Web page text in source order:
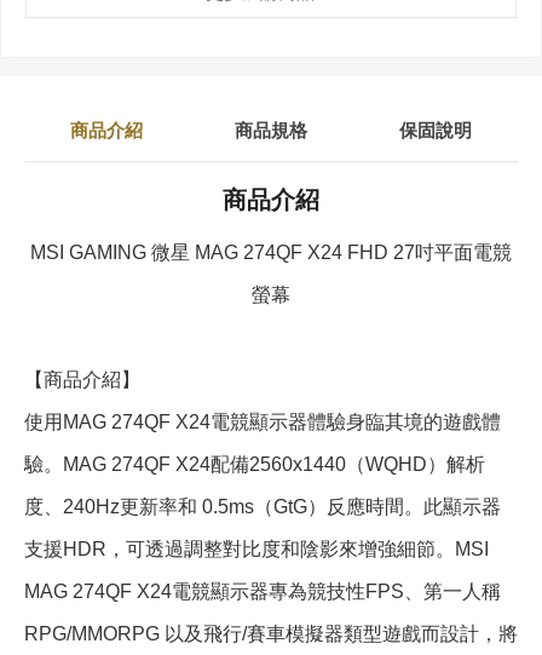
商品介紹 商品規格 保固說明
商品介紹
MSI GAMING 微星 MAG 274QF X24 FHD 27吋平面電競
螢幕
【商品介紹】
使用MAG 274QF X24電競顯示器體驗身臨其境的遊戲體
驗。MAG 274QF X24配備2560x1440（WQHD）解析
度、240Hz更新率和 0.5ms（GtG）反應時間。此顯示器
支援HDR，可透過調整對比度和陰影來增強細節。MSI
MAG 274QF X24電競顯示器專為競技性FPS、第一人稱
RPG/MMORPG 以及飛行/賽車模擬器類型遊戲而設計，將